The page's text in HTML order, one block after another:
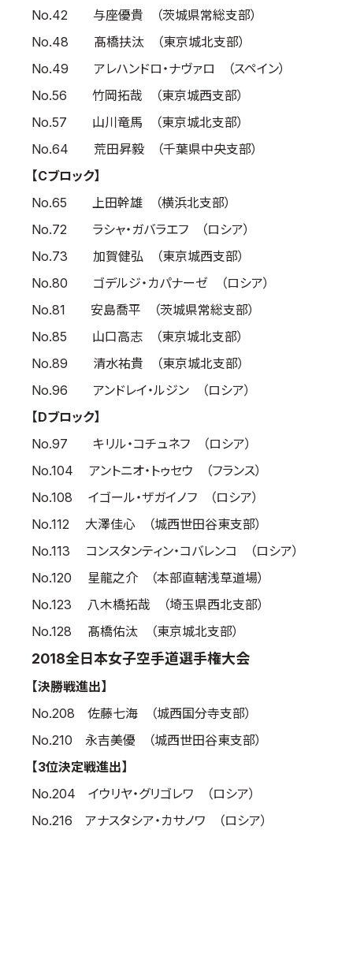
サイトマップ
Language
日本語
English
No.42 与座優貴 （茨城県常総支部）
No.48 髙橋扶汰 （東京城北支部）
No.49 アレハンドロ・ナヴァロ （スペイン）
No.56 竹岡拓哉 （東京城西支部）
No.57 山川竜馬 （東京城北支部）
No.64 荒田昇毅 （千葉県中央支部）
【Cブロック】
No.65 上田幹雄 （横浜北支部）
No.72 ラシャ・ガバラエフ （ロシア）
No.73 加賀健弘 （東京城西支部）
No.80 ゴデルジ・カパナーゼ （ロシア）
No.81 安島喬平 （茨城県常総支部）
No.85 山口高志 （東京城北支部）
No.89 清水祐貴 （東京城北支部）
No.96 アンドレイ・ルジン （ロシア）
【Dブロック】
No.97 キリル・コチュネフ （ロシア）
No.104 アントニオ・トゥセウ （フランス）
No.108 イゴール・ザガイノフ （ロシア）
No.112 大澤佳心 （城西世田谷東支部）
No.113 コンスタンティン・コバレンコ （ロシア）
No.120 星龍之介 （本部直轄浅草道場）
No.123 八木橋拓哉 （埼玉県西北支部）
No.128 髙橋佑汰 （東京城北支部）
2018全日本女子空手道選手権大会
【決勝戦進出】
No.208 佐藤七海 （城西国分寺支部）
No.210 永吉美優 （城西世田谷東支部）
【3位決定戦進出】
No.204 イウリヤ・グリゴレワ （ロシア）
No.216 アナスタシア・カサノワ （ロシア）